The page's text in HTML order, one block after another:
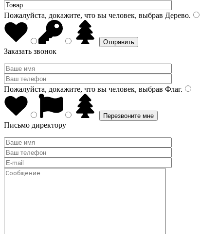
Пожалуйста, докажите, что вы человек, выбрав Дерево.
Заказать звонок
Пожалуйста, докажите, что вы человек, выбрав Флаг.
Письмо директору